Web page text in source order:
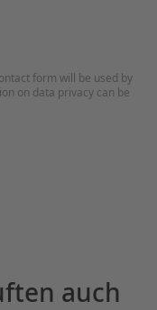
form will be used by
on data privacy can be
auch